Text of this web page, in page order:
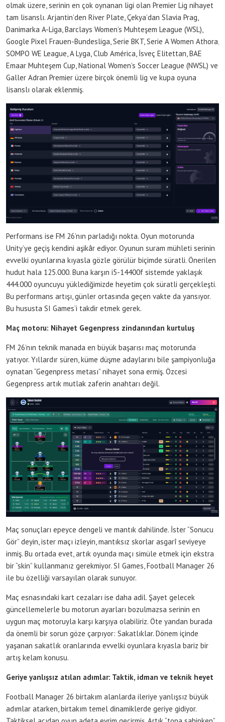
olmak üzere, serinin en çok oynanan ligi olan Premier Lig nihayet
tam lisanslı. Arjantin’den River Plate, Çekya’dan Slavia Prag,
Danimarka A-Liga, Barclays Women’s Muhteşem League (WSL),
Google Pixel Frauen-Bundesliga, Serie BKT, Serie A Women Athora,
SOMPO WE League, A Lyga, Club América, İsveç Elitettan, BAE
Emaar Muhteşem Cup, National Women’s Soccer League (NWSL) ve
Galler Adran Premier üzere birçok önemli lig ve kupa oyuna
lisanslı olarak eklenmiş.
Performans ise FM 26’nın parladığı nokta. Oyun motorunda
Unity’ye geçiş kendini aşikâr ediyor. Oyunun suram mühleti serinin
evvelki oyunlarına kıyasla gözle görülür biçimde süratli. Önerilen
hudut hala 125.000. Buna karşın i5-14400f sistemde yaklaşık
444.000 oyuncuyu yüklediğimizde heyetim çok süratli gerçekleşti.
Bu performans artışı, günler ortasında geçen vakte da yansıyor.
Bu hususta SI Games’i takdir etmek gerek.
Maç motoru: Nihayet Gegenpress zindanından kurtuluş
FM 26’nın teknik manada en büyük başarısı maç motorunda
yatıyor. Yıllardır süren, küme düşme adaylarını bile şampiyonluğa
oynatan “Gegenpress metası” nihayet sona ermiş. Özcesi
Gegenpress artık mutlak zaferin anahtarı değil.
Maç sonuçları epeyce dengeli ve mantık dahilinde. İster “Sonucu
Gör” deyin, ister maçı izleyin, mantıksız skorlar asgarî seviyeye
inmiş. Bu ortada evet, artık oyunda maçı simüle etmek için ekstra
bir “skin” kullanmanız gerekmiyor. SI Games, Football Manager 26
ile bu özelliği varsayılan olarak sunuyor.
Maç esnasındaki kart cezaları ise daha adil. Şayet gelecek
güncellemelerle bu motorun ayarları bozulmazsa serinin en
uygun maç motoruyla karşı karşıya olabiliriz. Öte yandan burada
da önemli bir sorun göze çarpıyor: Sakatlıklar. Dönem içinde
yaşanan sakatlık oranlarında evvelki oyunlara kıyasla bariz bir
artış kelam konusu.
Geriye yanlışsız atılan adımlar: Taktik, idman ve teknik heyet
Football Manager 26 birtakım alanlarda ileriye yanlışsız büyük
adımlar atarken, birtakım temel dinamiklerde geriye gidiyor.